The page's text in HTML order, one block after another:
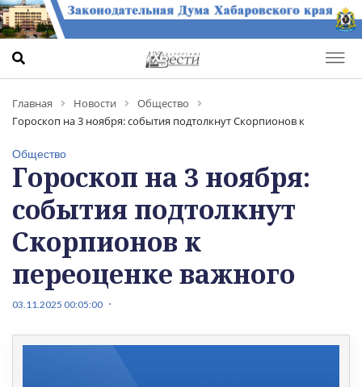
Главная Новости
Общество
Гороскоп на 3 ноября: события подтолкнут Скорпионов к
Общество
Гороскоп на 3 ноября:
события подтолкнут
Скорпионов к
переоценке важного
03.11.2025 00:05:00